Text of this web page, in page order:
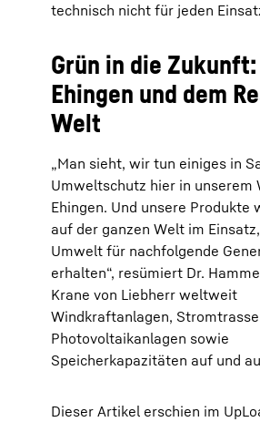
technisch nicht für jeden
Grün in die
Ehingen und dem
Welt
„Man sieht, wir tun einiges in
Umweltschutz hier in unserem
Ehingen. Und unsere Produkte
auf der ganzen Welt im
Umwelt für nachfolgende
erhalten“, resümiert Dr.
Krane von Liebherr weltweit
Windkraftanlagen,
Photovoltaikanlagen sowie
Speicherkapazitäten auf und
Dieser Artikel erschien im